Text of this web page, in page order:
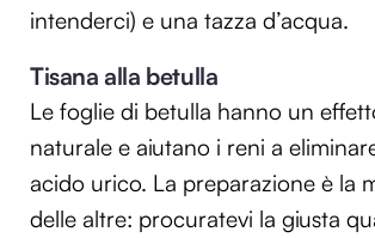
intenderci) e una tazza d’acqua.
Tisana alla betulla
Le foglie di betulla hanno un
naturale e aiutano i reni a
acido urico. La preparazione è la
delle altre: procuratevi la giusta